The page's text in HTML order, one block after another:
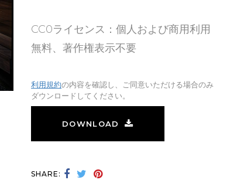
CC0ライセンス：個人および商用利用
無料、著作権表示不要
利用規約の内容を確認し、ご同意いただける場合のみ
ダウンロードしてください。
DOWNLOAD
SHARE: